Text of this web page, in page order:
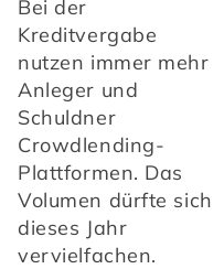
Bei der
Kreditvergabe
nutzen immer mehr
Anleger und
Schuldner
Crowdlending-
Plattformen. Das
Volumen dürfte sich
dieses Jahr